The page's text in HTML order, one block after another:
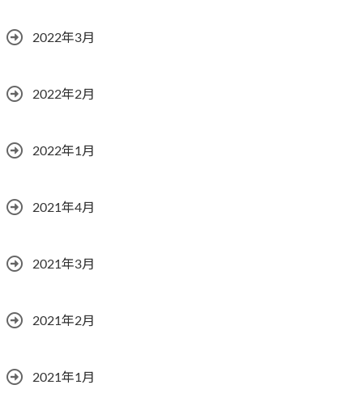
2022年3月
2022年2月
2022年1月
2021年4月
2021年3月
2021年2月
2021年1月